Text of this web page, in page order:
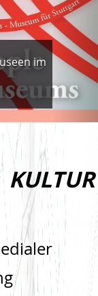
im
KULTUR